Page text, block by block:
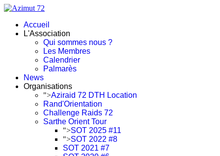
Accueil
L'Association
Qui sommes nous ?
Les Membres
Calendrier
Palmarès
News
Organisations
">Aziraid 72 DTH Location
Rand'Orientation
Challenge Raids 72
Sarthe Orient Tour
">SOT 2025 #11
">SOT 2022 #8
SOT 2021 #7